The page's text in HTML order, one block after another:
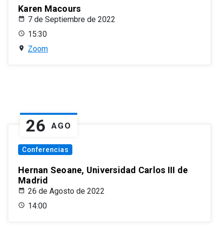
Karen Macours
7 de Septiembre de 2022
15:30
Zoom
26 AGO
Conferencias
Hernan Seoane, Universidad Carlos III de
Madrid
26 de Agosto de 2022
14:00